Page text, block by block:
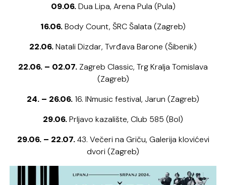
09.06.Dua Lipa, Arena Pula (Pula)
16.06.Body Count, ŠRC Šalata (Zagreb)
22.06.Natali Dizdar, Tvrđava Barone (Šibenik)
22.06. – 02.07. Zagreb Classic, Trg Kralja Tomislava
(Zagreb)
24. – 26.06. 16. INmusic festival, Jarun (Zagreb)
29.06.Prljavo kazalište, Club 585 (Bol)
29.06. – 22.07.43. Večeri na Griču, Galerija klovićevi
dvori (Zagreb)